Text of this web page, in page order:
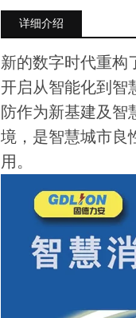
详细介绍
新的数字时代重构
开启从智能化到智
防作为新基建及智
境，是智慧城市良
用。